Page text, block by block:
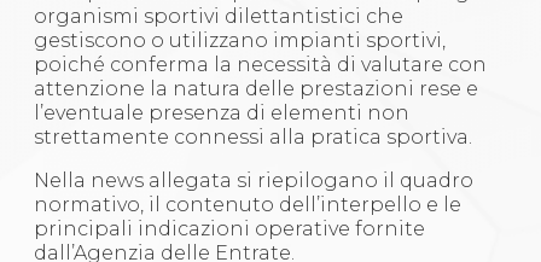
Newsletter
Catalogo formativo
Webinar
Corsi Monotematici
Corsi di Specializzazione
Corsi FIJLKAM-FISDIR
Corsi Preparatore Fisico
Edutraining class - Didattica infantile
Corso dirigenti sportivi
Corso Direttore di Gara
organismi sportivi dilettantistici che
gestiscono o utilizzano impianti sportivi,
poiché conferma la necessità di valutare con
attenzione la natura delle prestazioni rese e
l’eventuale presenza di elementi non
strettamente connessi alla pratica sportiva.
Nella news allegata si riepilogano il quadro
normativo, il contenuto dell’interpello e le
principali indicazioni operative fornite
dall’Agenzia delle Entrate.